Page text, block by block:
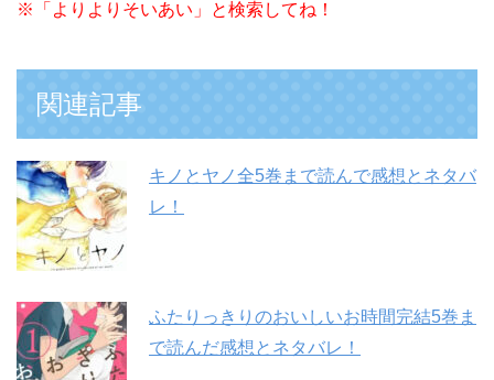
※ 「よりよりそいあい」と検索してね！
関連記事
キノとヤノ全5巻まで読んで感想とネタバ
レ！
ふたりっきりのおいしいお時間完結5巻ま
で読んだ感想とネタバレ！